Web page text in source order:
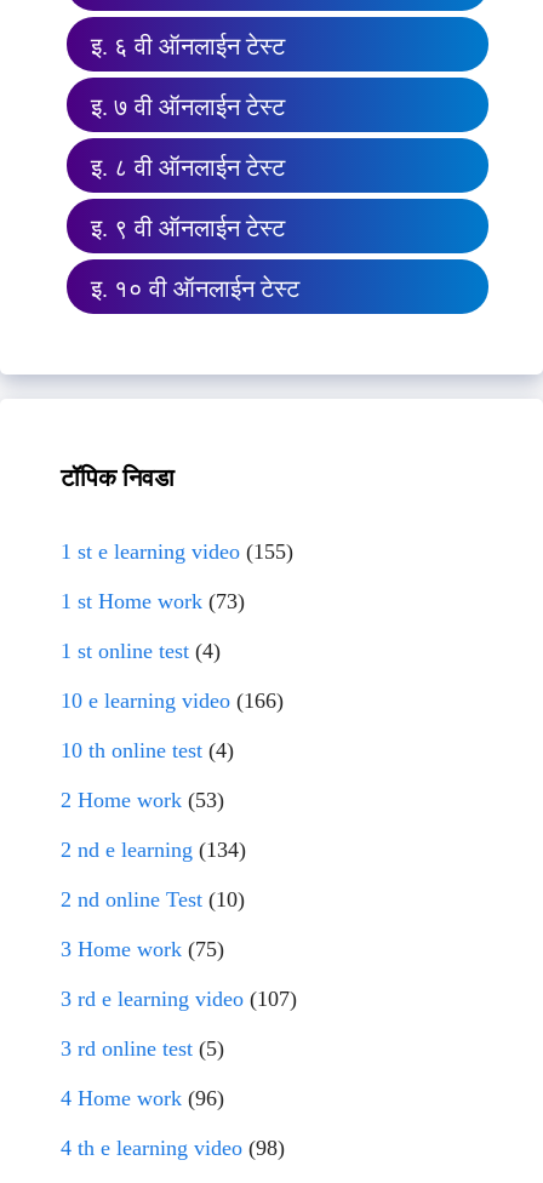
इ. ६ वी ऑनलाईन टेस्ट
इ. ७ वी ऑनलाईन टेस्ट
इ. ८ वी ऑनलाईन टेस्ट
इ. ९ वी ऑनलाईन टेस्ट
इ. १० वी ऑनलाईन टेस्ट
टॉपिक निवडा
1 st e learning video (155)
1 st Home work (73)
1 st online test (4)
10 e learning video (166)
10 th online test (4)
2 Home work (53)
2 nd e learning (134)
2 nd online Test (10)
3 Home work (75)
3 rd e learning video (107)
3 rd online test (5)
4 Home work (96)
4 th e learning video (98)